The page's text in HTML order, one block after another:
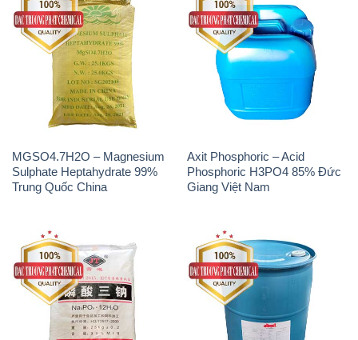
MGSO4.7H2O – Magnesium
Sulphate Heptahydrate 99%
Trung Quốc China
Axit Phosphoric – Acid
Phosphoric H3PO4 85% Đức
Giang Việt Nam